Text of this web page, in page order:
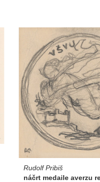
Rudolf Pribiš
náčrt medaile averzu